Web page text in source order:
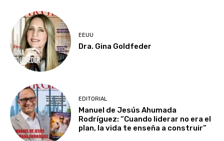
EEUU
Dra. Gina Goldfeder
EDITORIAL
Manuel de Jesús Ahumada
Rodríguez: “Cuando liderar no era el
plan, la vida te enseña a construir”